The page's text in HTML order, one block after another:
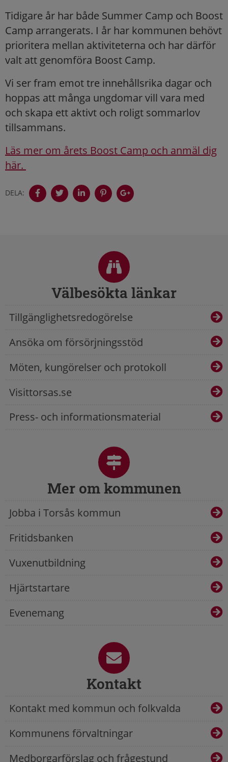
Tidigare år har både Summer Camp och Boost
Camp arrangerats. I år har kommunen behövt
prioritera mellan aktiviteterna och har därför
valt att genomföra Boost Camp.
Vi ser fram emot tre innehållsrika dagar och
hoppas att många ungdomar vill vara med
och skapa ett aktivt och roligt sommarlov
tillsammans.
Läs mer om årets Boost Camp och anmäl dig
här.
DELA:
Välbesökta länkar
Tillgänglighetsredogörelse
Ansöka om försörjningsstöd
Möten, kungörelser och protokoll
Visittorsas.se
Press- och informationsmaterial
Mer om kommunen
Jobba i Torsås kommun
Fritidsbanken
Vuxenutbildning
Hjärtstartare
Evenemang
Kontakt
Kontakt med kommun och folkvalda
Kommunens förvaltningar
Medborgarförslag och frågestund